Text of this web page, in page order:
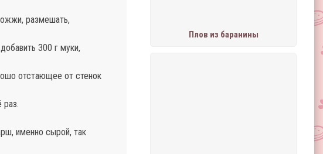
Плов из баранины
размешать,
300 г муки,
отстающее от стенок
раз.
именно сырой, так